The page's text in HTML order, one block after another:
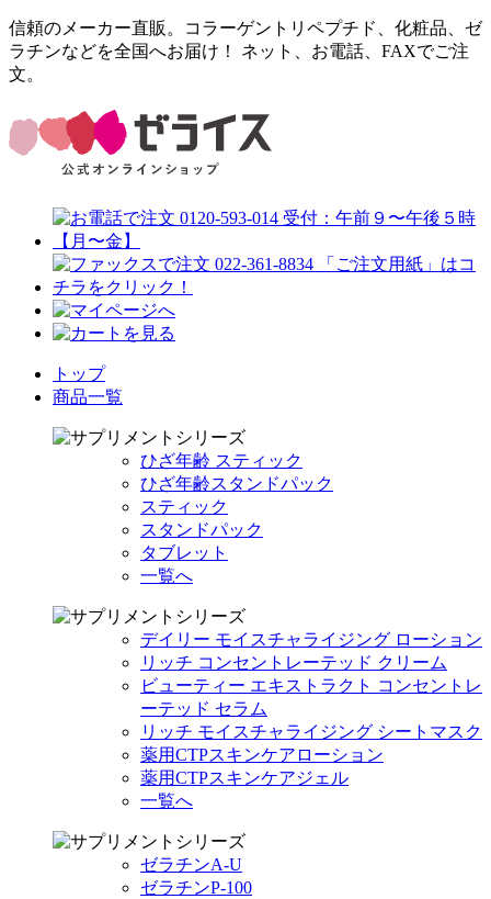
信頼のメーカー直販。コラーゲントリペプチド、化粧品、ゼ
ラチンなどを全国へお届け！ ネット、お電話、FAXでご注
文。
トップ
商品一覧
ひざ年齢 スティック
ひざ年齢スタンドパック
スティック
スタンドパック
タブレット
一覧へ
デイリー モイスチャライジング ローション
リッチ コンセントレーテッド クリーム
ビューティー エキストラクト コンセントレ
ーテッド セラム
リッチ モイスチャライジング シートマスク
薬用CTPスキンケアローション
薬用CTPスキンケアジェル
一覧へ
ゼラチンA-U
ゼラチンP-100